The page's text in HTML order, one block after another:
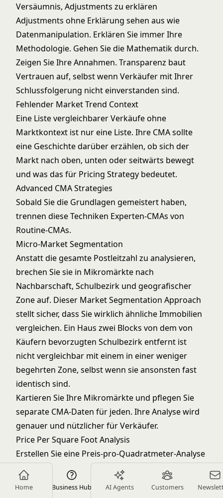
Home Business Hub AI Agents Customers
Versäumnis, Adjustments zu erklären
Adjustments ohne Erklärung sehen aus wie
Datenmanipulation. Erklären Sie immer Ihre
Methodologie. Gehen Sie die Mathematik durch.
Zeigen Sie Ihre Annahmen. Transparenz baut
Vertrauen auf, selbst wenn Verkäufer mit Ihrer
Schlussfolgerung nicht einverstanden sind.
Fehlender Market Trend Context
Eine Liste vergleichbarer Verkäufe ohne
Marktkontext ist nur eine Liste. Ihre CMA sollte
eine Geschichte darüber erzählen, ob sich der
Markt nach oben, unten oder seitwärts bewegt
und was das für Pricing Strategy bedeutet.
Advanced CMA Strategies
Sobald Sie die Grundlagen gemeistert haben,
trennen diese Techniken Experten-CMAs von
Routine-CMAs.
Micro-Market Segmentation
Anstatt die gesamte Postleitzahl zu analysieren,
brechen Sie sie in Mikromärkte nach
Nachbarschaft, Schulbezirk und geografischer
Zone auf. Dieser Market Segmentation Approach
stellt sicher, dass Sie wirklich ähnliche Immobilien
vergleichen. Ein Haus zwei Blocks von dem von
Käufern bevorzugten Schulbezirk entfernt ist
nicht vergleichbar mit einem in einer weniger
begehrten Zone, selbst wenn sie ansonsten fast
identisch sind.
Kartieren Sie Ihre Mikromärkte und pflegen Sie
separate CMA-Daten für jeden. Ihre Analyse wird
genauer und nützlicher für Verkäufer.
Price Per Square Foot Analysis
Erstellen Sie eine Preis-pro-Quadratmeter-Analyse
nach Comparable und Zeitperiode. Zeigen Sie, wie
sich Preis pro Quadratmeter über die letzten